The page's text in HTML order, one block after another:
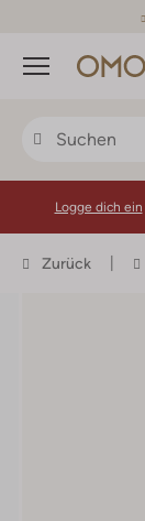
Menü
Logge dich ein
Zurück